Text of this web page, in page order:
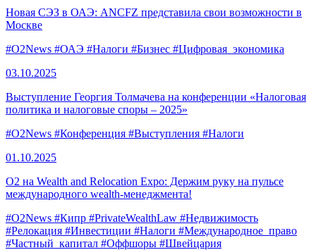
Новая СЭЗ в ОАЭ: ANCFZ представила свои возможности в
Москве
#O2News #ОАЭ #Налоги #Бизнес #Цифровая_экономика
03.10.2025
Выступление Георгия Толмачева на конференции «Налоговая
политика и налоговые споры – 2025»
#O2News #Конференция #Выступления #Налоги
01.10.2025
O2 на Wealth and Relocation Expo: Держим руку на пульсе
международного wealth-менеджмента!
#O2News #Кипр #PrivateWealthLaw #Недвижимость
#Релокация #Инвестиции #Налоги #Международное_право
#Частный_капитал #Оффшоры #Швейцария